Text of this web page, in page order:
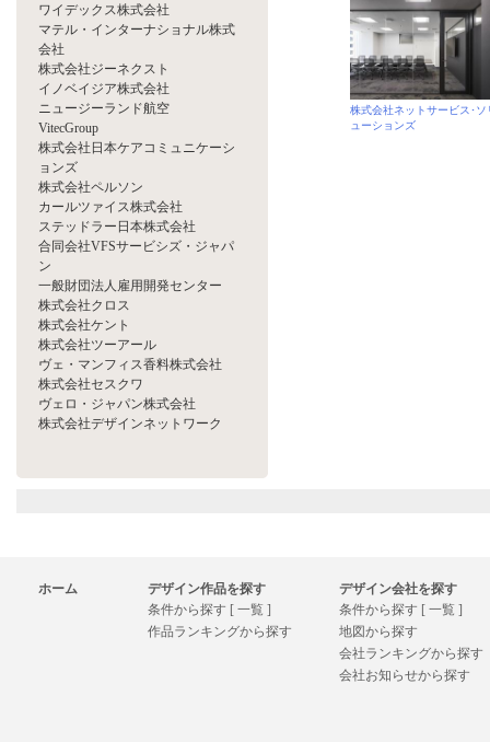
ワイデックス株式会社
マテル・インターナショナル株式
会社
株式会社ジーネクスト
イノベイジア株式会社
ニュージーランド航空
VitecGroup
株式会社日本ケアコミュニケーシ
ョンズ
株式会社ペルソン
カールツァイス株式会社
ステッドラー日本株式会社
合同会社VFSサービシズ・ジャパ
ン
一般財団法人雇用開発センター
株式会社クロス
株式会社ケント
株式会社ツーアール
ヴェ・マンフィス香料株式会社
株式会社セスクワ
ヴェロ・ジャパン株式会社
株式会社デザインネットワーク
株式会社ネットサービス･ソ
ューションズ
ホーム
デザイン作品を探す
条件から探す [ 一覧 ]
作品ランキングから探す
デザイン会社を探す
条件から探す [ 一覧 ]
地図から探す
会社ランキングから探す
会社お知らせから探す